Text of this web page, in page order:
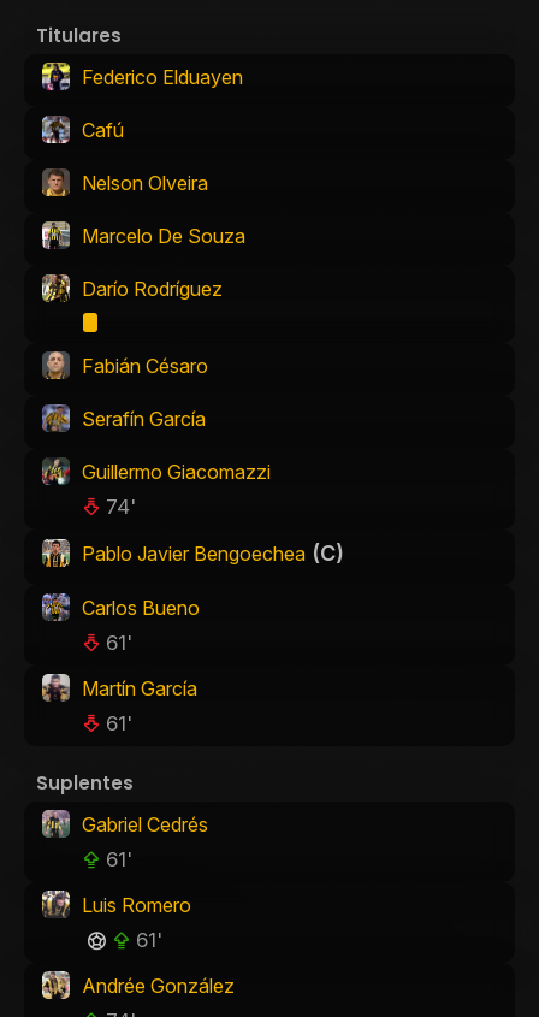
Titulares
Federico Elduayen
Cafú
Nelson Olveira
Marcelo De Souza
Darío Rodríguez
Fabián Césaro
Serafín García
Guillermo Giacomazzi
74'
Pablo Javier Bengoechea (C)
Carlos Bueno
61'
Martín García
61'
Suplentes
Gabriel Cedrés
61'
Luis Romero
61'
Andrée González